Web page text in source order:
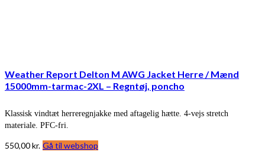
Weather Report Delton M AWG Jacket Herre / Mænd
15000mm-tarmac-2XL – Regntøj, poncho
Klassisk vindtæt herreregnjakke med aftagelig hætte. 4-vejs stretch
materiale. PFC-fri.
550,00kr. Gå til webshop